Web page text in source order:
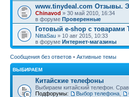
www.tinydeal.com Отзывы.
Chinavod » 30 май 2010, 16:34
в форуме Проверенные
Готовый e-shop с товарами
NittaSau » 10 авг 2015, 10:33
в форуме Интернет-магазины
Сообщения без ответов • Активные темы
ВЫБИРАЕМ
Китайские телефоны
Выбираем китайский телефон.
Подфорумы:
Выбор телефона